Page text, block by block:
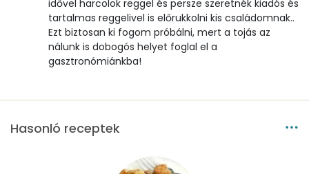
idővel harcolok reggel és persze szeretnék kiadós és
tartalmas reggelivel is előrukkolni kis családomnak..
Ezt biztosan ki fogom próbálni, mert a tojás az
nálunk is dobogós helyet foglal el a
gasztronómiánkba!
Hasonló receptek